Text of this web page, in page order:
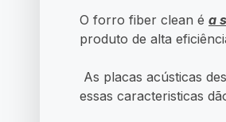
O forro fiber clean é a
produto de alta
As placas acústicas
essas caracteristicas